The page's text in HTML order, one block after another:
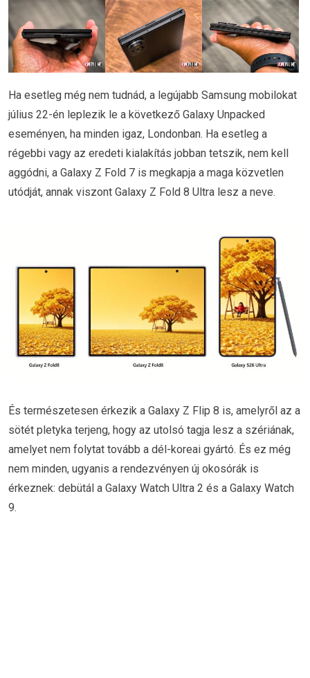
Ha esetleg még nem tudnád, a legújabb Samsung mobilokat
július 22-én leplezik le a következő Galaxy Unpacked
eseményen, ha minden igaz, Londonban. Ha esetleg a
régebbi vagy az eredeti kialakítás jobban tetszik, nem kell
aggódni, a Galaxy Z Fold 7 is megkapja a maga közvetlen
utódját, annak viszont Galaxy Z Fold 8 Ultra lesz a neve.
És természetesen érkezik a Galaxy Z Flip 8 is, amelyről az a
sötét pletyka terjeng, hogy az utolsó tagja lesz a szériának,
amelyet nem folytat tovább a dél-koreai gyártó. És ez még
nem minden, ugyanis a rendezvényen új okosórák is
érkeznek: debütál a Galaxy Watch Ultra 2 és a Galaxy Watch
9.